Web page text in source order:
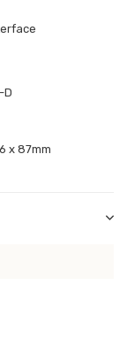
D
x 87mm